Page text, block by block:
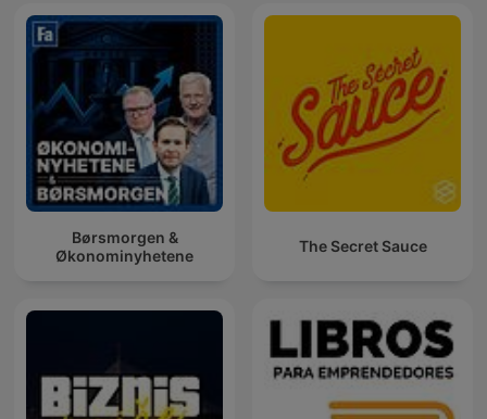
Børsmorgen &
Økonominyhetene
The Secret Sauce